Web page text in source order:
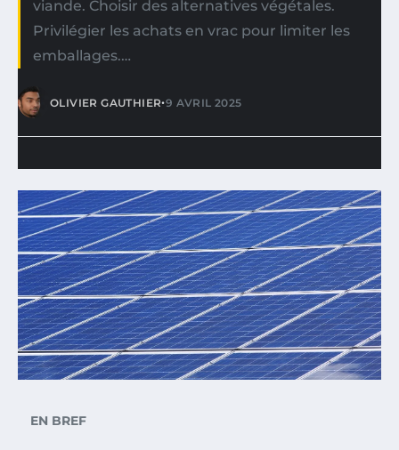
viande. Choisir des alternatives végétales.
Privilégier les achats en vrac pour limiter les
emballages.…
OLIVIER GAUTHIER•9 AVRIL 2025
EN BREF